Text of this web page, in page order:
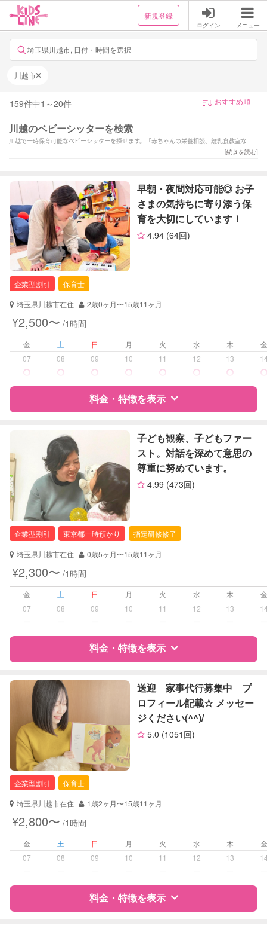
新規登録
ログイン メニュー
埼玉県川越市, 日付・時間を選択
川越市
159件中1 ～20件
川越のベビーシッターを検索
川越で一時保育可能なベビーシッターを探せます。「赤ちゃんの栄養相談、離乳食教室など
やっています。産後ドゥーラ取得しました。」「お母さんが笑顔になれる子育てを
いたします。川越の当日の予約や緊急時、夜間や深夜早朝などの一時保育も可能です。1時間
だけの短時間のシッター利用から保育園へのお迎え・送迎、病児保育や病後児の保育もお任
せください。ご予算や依頼内容に合わせてサポーターが選べます。新生児(0歳)や乳児などの
赤ちゃんから小学生以上のお子様まで幅広い年齢へ対応可能です。土日祝日だけベビーシッ
ターをお願いしたいといったご要望や毎日の利用などの定期利用サービスもございます。
[続きを読む]
早朝・夜間対応可能◎ お子
さまの気持ちに寄り添う保
育を大切にしています！
4.94 (64回)
企業型割引
保育士
埼玉県川越市在住
2歳0ヶ月〜15歳11ヶ月
¥2,500〜 /1時間
金 土 日 月 火 水 木
07
08 09 10 11 12 13
料金・特徴を表示
料金 レビュー
サポートの特徴
資格
企業型割引対象(旧内閣府補助対象)
自治体届出済ベビーシッター
保育士
対応可能/特徴
送迎サポート
お泊まり保育
対応可否は個別に相談
定期予約
お子様の撮影
（定期特典）
対応不可
子ども観察、子どもファー
スト。対話を深めて意思の
尊重に努めています。
4.99 (473回)
企業型割引 東京都一時預かり
指定研修修了
埼玉県川越市在住
0歳5ヶ月〜15歳11ヶ月
¥2,300〜 /1時間
金 土 日 月 火 水 木
07
08 09 10 11 12 13
料金・特徴を表示
特徴 料金 レビュー
サポートの特徴
資格
企業型割引対象(旧内閣府補助対象)
自治体届出済ベビーシッター
対応可能/特徴
早朝対応
子育て経験
対応可否は個別に相談
送迎 家事代行募集中 プ
ロフィール記載☆ メッセー
ジください(^^)/
5.0 (1051回)
企業型割引
保育士
埼玉県川越市在住
1歳2ヶ月〜15歳11ヶ月
¥2,800〜 /1時間
金 土 日 月 火 水 木
07
08 09 10 11 12 13
料金・特徴を表示